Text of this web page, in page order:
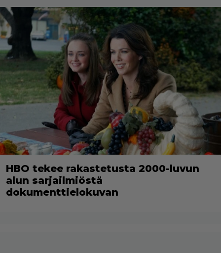
HBO tekee rakastetusta 2000-luvun
alun sarjailmiöstä
dokumenttielokuvan